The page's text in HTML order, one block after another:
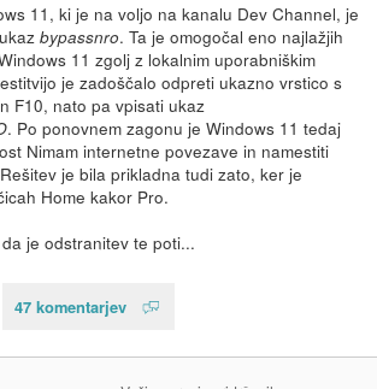
11, ki je na voljo na kanalu Dev Channel, je
bypassnro. Ta je omogočal eno najlažjih
11 zgolj z lokalnim uporabniškim
je zadoščalo odpreti ukazno vrstico s
F10, nato pa vpisati ukaz
. Po ponovnem zagonu je Windows 11 tedaj
Nimam internetne povezave in namestiti
je bila prikladna tudi zato, ker je
Home kakor Pro.
je odstranitev te poti...
47 komentarjev